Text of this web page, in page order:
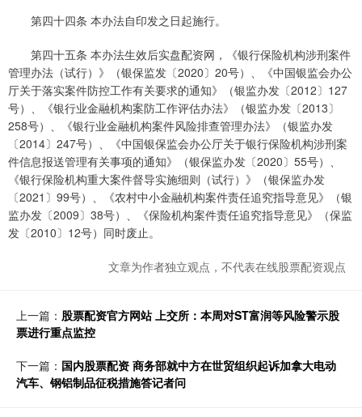
第四十四条 本办法自印发之日起施行。
第四十五条 本办法生效后实盘配资网，《银行保险机构涉刑案件
管理办法（试行）》（银保监发〔2020〕20号）、《中国银监会办公
厅关于落实案件防控工作有关要求的通知》（银监办发〔2012〕127
号）、《银行业金融机构案防工作评估办法》（银监办发〔2013〕
258号）、《银行业金融机构案件风险排查管理办法》（银监办发
〔2014〕247号）、《中国银保监会办公厅关于银行保险机构涉刑案
件信息报送管理有关事项的通知》（银保监办发〔2020〕55号）、
《银行保险机构重大案件督导实施细则（试行）》（银保监办发
〔2021〕99号）、《农村中小金融机构案件责任追究指导意见》（银
监办发〔2009〕38号）、《保险机构案件责任追究指导意见》（保监
发〔2010〕12号）同时废止。
文章为作者独立观点，不代表在线股票配资观点
上一篇： 股票配资官方网站 上交所：本周对ST富润等风险警示股
票进行重点监控
下一篇： 国内股票配资 商务部就中方在世贸组织起诉加拿大电动
汽车、钢铝制品征税措施答记者问